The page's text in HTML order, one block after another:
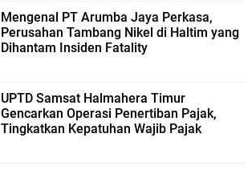
Mengenal PT Arumba Jaya Perkasa,
Perusahan Tambang Nikel di Haltim yang
Dihantam Insiden Fatality
UPTD Samsat Halmahera Timur
Gencarkan Operasi Penertiban Pajak,
Tingkatkan Kepatuhan Wajib Pajak